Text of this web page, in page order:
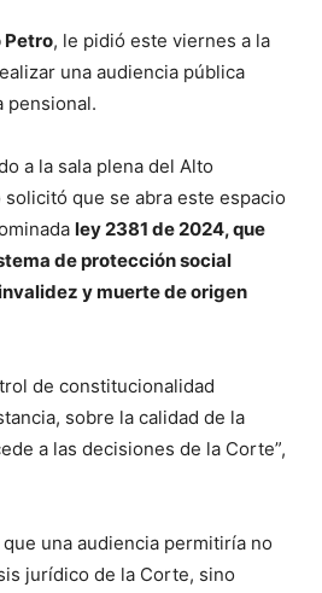
Petro, le pidió este viernes a la
una audiencia pública
pensional.
a la sala plena del Alto
que se abra este espacio
ley 2381 de 2024, que
de protección social
y muerte de origen
de constitucionalidad
sobre la calidad de la
a las decisiones de la Corte”,
una audiencia permitiría no
jurídico de la Corte, sino